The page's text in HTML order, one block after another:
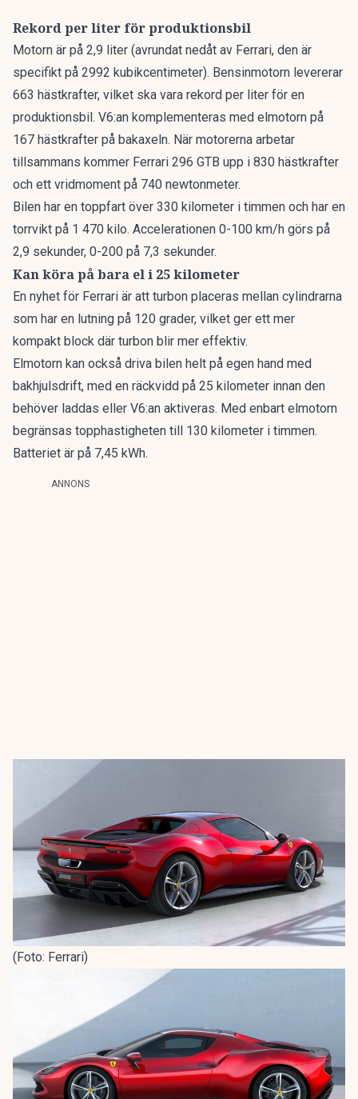
Rekord per liter för produktionsbil
Motorn är på 2,9 liter (avrundat nedåt av Ferrari, den är
specifikt på 2992 kubikcentimeter). Bensinmotorn levererar
663 hästkrafter, vilket ska vara rekord per liter för en
produktionsbil. V6:an komplementeras med elmotorn på
167 hästkrafter på bakaxeln. När motorerna arbetar
tillsammans kommer Ferrari 296 GTB upp i 830 hästkrafter
och ett vridmoment på 740 newtonmeter.
Bilen har en toppfart över 330 kilometer i timmen och har en
torrvikt på 1 470 kilo. Accelerationen 0-100 km/h görs på
2,9 sekunder, 0-200 på 7,3 sekunder.
Kan köra på bara el i 25 kilometer
En nyhet för Ferrari är att turbon placeras mellan cylindrarna
som har en lutning på 120 grader, vilket ger ett mer
kompakt block där turbon blir mer effektiv.
Elmotorn kan också driva bilen helt på egen hand med
bakhjulsdrift, med en räckvidd på 25 kilometer innan den
behöver laddas eller V6:an aktiveras. Med enbart elmotorn
begränsas topphastigheten till 130 kilometer i timmen.
Batteriet är på 7,45 kWh.
ANNONS
(Foto: Ferrari)